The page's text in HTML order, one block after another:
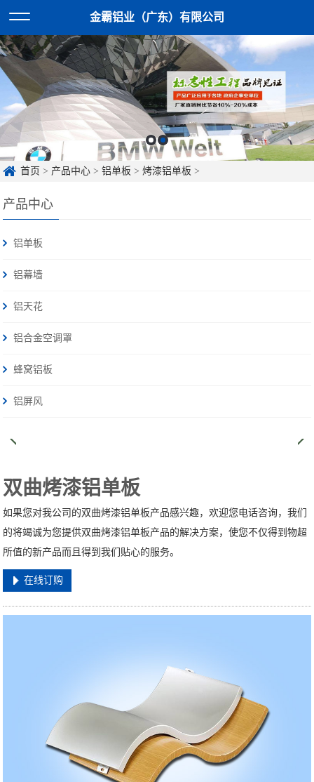
金霸铝业（广东）有限公司
首页 > 产品中心 >铝单板 >烤漆铝单板 >
产品中心
铝单板
铝幕墙
铝天花
铝合金空调罩
蜂窝铝板
铝屏风
双曲烤漆铝单板
如果您对我公司的双曲烤漆铝单板产品感兴趣，欢迎您电话咨询，我们
的将竭诚为您提供双曲烤漆铝单板产品的解决方案，使您不仅得到物超
所值的新产品而且得到我们贴心的服务。
在线订购